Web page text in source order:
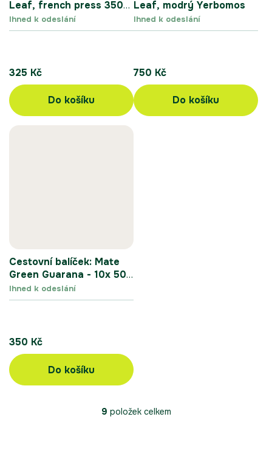
Leaf, french press 350
ml
Ihned k odeslání
325 Kč
Do košíku
Leaf, modrý Yerbomos
Ihned k odeslání
750 Kč
Do košíku
Cestovní balíček: Mate
Green Guarana - 10x 50
g
Ihned k odeslání
350 Kč
Do košíku
O
9 položek celkem